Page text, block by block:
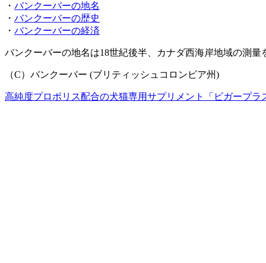
・ バンクーバーの地名
・ バンクーバーの歴史
・ バンクーバーの経済
バンクーバーの地名は18世紀後半、カナダ西海岸地域の測
（C）バンクーバー (ブリティッシュコロンビア州)
高純度プロポリス配合の犬猫専用サプリメント「ビガープラ